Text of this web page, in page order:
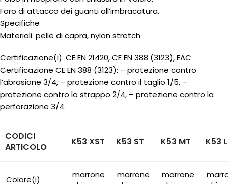
Foro di attacco dei guanti all’imbracatura.
Specifiche
Materiali: pelle di capra, nylon stretch
Certificazione(i): CE EN 21420, CE EN 388 (3123), EAC
Certificazione CE EN 388 (3123): – protezione contro
l’abrasione 3/4, – protezione contro il taglio 1/5, –
protezione contro lo strappo 2/4, – protezione contro la
perforazione 3/4.
CODICI
ARTICOLO
K53 XST K53 ST K53 MT K53
Colore(i)
marrone
marrone
marrone